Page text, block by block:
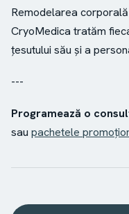
Remodelarea
CryoMedica tratăm
țesutului său și a
---
Programează o
saupachetele